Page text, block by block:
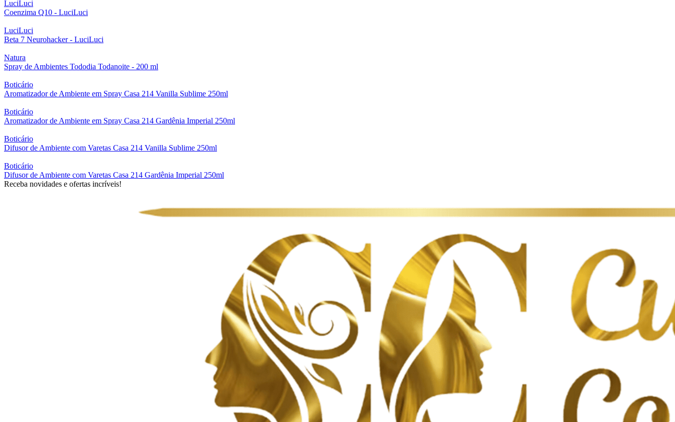
LuciLuci
Coenzima Q10 - LuciLuci
LuciLuci
Beta 7 Neurohacker - LuciLuci
Natura
Spray de Ambientes Tododia Todanoite - 200 ml
Boticário
Aromatizador de Ambiente em Spray Casa 214 Vanilla Sublime 250ml
Boticário
Aromatizador de Ambiente em Spray Casa 214 Gardênia Imperial 250ml
Boticário
Difusor de Ambiente com Varetas Casa 214 Vanilla Sublime 250ml
Boticário
Difusor de Ambiente com Varetas Casa 214 Gardênia Imperial 250ml
Receba novidades e ofertas incríveis!